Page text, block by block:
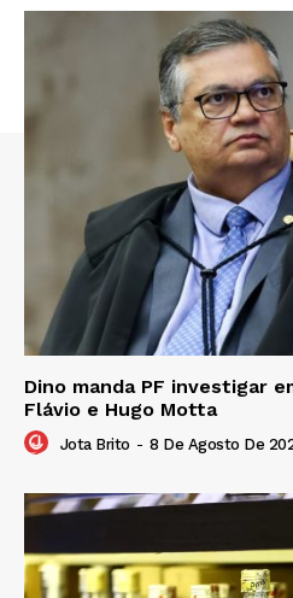
Dino manda PF investigar
Flávio e Hugo Motta
Jota Brito - 8 De Agosto De